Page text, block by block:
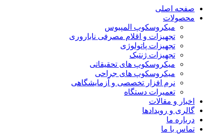
صفحه اصلی
محصولات
میکروسکوپ المپیوس
تجهیزات و اقلام مصرفی ناباروری
تجهیزات پاتولوژی
تجهیزات ژنتیک
میکروسکوپ های تحقیقاتی
میکروسکوپ های جراحی
نرم افزار تخصصی و آزمایشگاهی
تعمیرات دستگاه
اخبار و مقالات
گالری و رویدادها
درباره ما
تماس با ما